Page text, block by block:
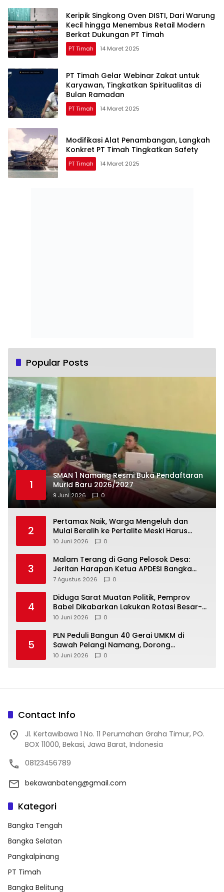
Keripik Singkong Oven DISTI, Dari Warung
Kecil hingga Menembus Retail Modern
Berkat Dukungan PT Timah
PT Timah 14 Maret 2025
PT Timah Gelar Webinar Zakat untuk
Karyawan, Tingkatkan Spiritualitas di
Bulan Ramadan
PT Timah 14 Maret 2025
Modifikasi Alat Penambangan, Langkah
Konkret PT Timah Tingkatkan Safety
PT Timah 14 Maret 2025
Popular Posts
1
SMAN 1 Namang Resmi Buka Pendaftaran
Murid Baru 2026/2027
9 Juni 2026 0
2
‎Pertamax Naik, Warga Mengeluh dan
Mulai Beralih ke Pertalite Meski Harus
10 Juni 2026 0
3
Malam Terang di Gang Pelosok Desa:
Jeritan Harapan Ketua APDESI Bangka
Tengah untuk PLN Babel
7 Agustus 2026 0
4
‎Diduga Sarat Muatan Politik, Pemprov
Babel Dikabarkan Lakukan Rotasi Besar-
10 Juni 2026 0
5
‎PLN Peduli Bangun 40 Gerai UMKM di
Sawah Pelangi Namang, Dorong
10 Juni 2026 0
Contact Info
Jl. Kertawibawa 1 No. 11 Perumahan Graha Timur, PO.
BOX 11000, Bekasi, Jawa Barat, Indonesia
08123456789
bekawanbateng@gmail.com
Kategori
Bangka Tengah
Bangka Selatan
Pangkalpinang
PT Timah
Bangka Belitung